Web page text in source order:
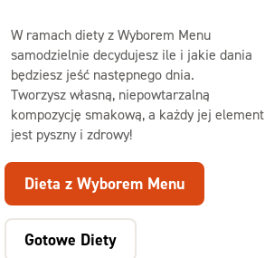
W ramach diety z Wyborem Menu
samodzielnie decydujesz ile i jakie dania
będziesz jeść następnego dnia.
Tworzysz własną, niepowtarzalną
kompozycję smakową, a każdy jej element
jest pyszny i zdrowy!
Dieta z Wyborem Menu
Gotowe Diety